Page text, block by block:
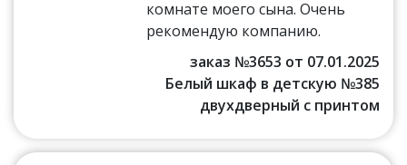
комнате моего сына. Очень
рекомендую компанию.
заказ №3653 от 07.01.2025
Белый шкаф в детскую №385
двухдверный с принтом